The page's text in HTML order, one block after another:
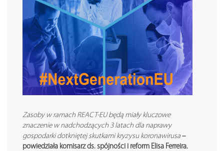
Zasoby w ramach REACT-EU będą miały kluczowe
znaczenie w nadchodzących 3 latach dla naprawy
gospodarki dotkniętej skutkami kryzysu koronawirusa –
powiedziała komisarz ds. spójności i reform Elisa Ferreira.